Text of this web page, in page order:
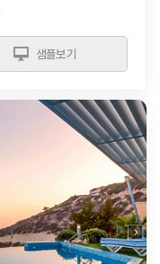
샘플보기